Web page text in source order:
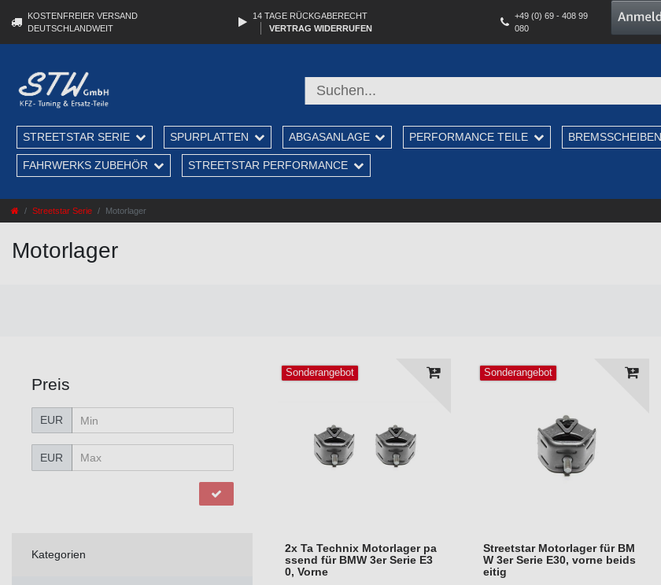
KOSTENFREIER VERSAND
DEUTSCHLANDWEIT
14 TAGE RÜCKGABERECHT
VERTRAG WIDERRUFEN
+49 (0) 69 - 408 99
080
STREETSTAR SERIE SPURPLATTEN ABGASANLAGE PERFORMANCE TEILE BREMSSCHEIBEN
FAHRWERKS ZUBEHÖR STREETSTAR PERFORMANCE
Streetstar Serie Motorlager
Motorlager
Preis
EUR
EUR
Kategorien
Sonderangebot
2x Ta Technix Motorlager pa
ssend für BMW 3er Serie E3
0, Vorne
Sonderangebot
Streetstar Motorlager für BM
W 3er Serie E30, vorne beids
eitig